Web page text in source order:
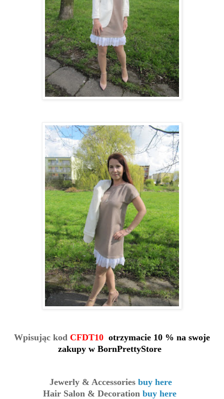
Wpisując kod CFDT10 otrzymacie 10 % na swoje
zakupy w BornPrettyStore
Jewerly & Accessories buy here
Hair Salon & Decoration buy here